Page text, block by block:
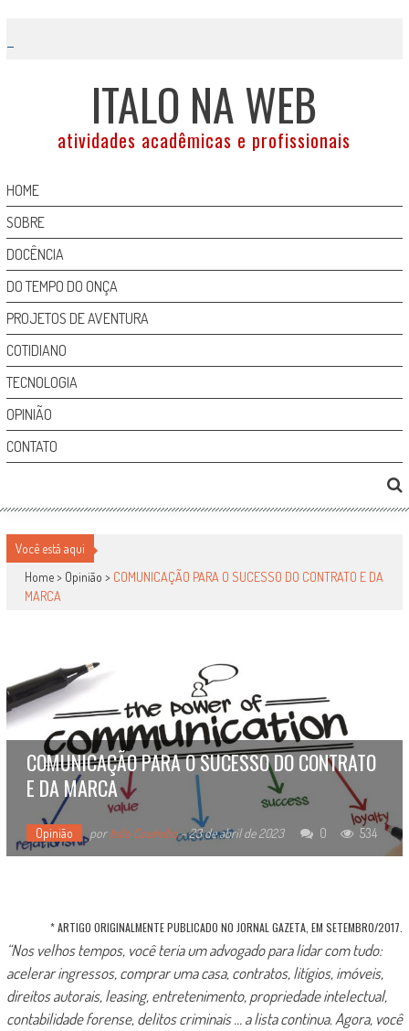
content
ITALO NA WEB
atividades acadêmicas e profissionais
HOME
SOBRE
DOCÊNCIA
DO TEMPO DO ONÇA
PROJETOS DE AVENTURA
COTIDIANO
TECNOLOGIA
OPINIÃO
CONTATO
Você está aqui
Home > Opinião > COMUNICAÇÃO PARA O SUCESSO DO CONTRATO E DA
MARCA
COMUNICAÇÃO PARA O SUCESSO DO CONTRATO
E DA MARCA
Opinião porItalo Coutinho-23 de abril de 2023 0 534
* ARTIGO ORIGINALMENTE PUBLICADO NO JORNAL GAZETA, EM SETEMBRO/2017.
“Nos velhos tempos, você teria um advogado paralidar com tudo:
acelerar ingressos, comprar uma casa, contratos, litígios, imóveis,
direitos autorais, leasing, entretenimento, propriedade intelectual,
contabilidadeforense, delitos criminais … a lista continua. Agora, você